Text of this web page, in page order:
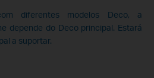
diferentes modelos Deco, a
depende do Deco principal. Estará
a suportar.